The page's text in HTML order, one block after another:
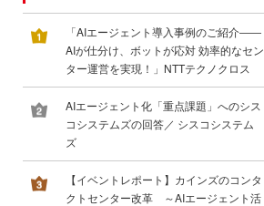
「AIエージェント導入事例のご紹介――
AIが仕分け、ボットが応対 効率的なセン
ター運営を実現！」NTTテクノクロス
AIエージェント化「重点課題」へのシス
コシステムズの回答／ シスコシステム
ズ
【イベントレポート】カインズのコンタ
クトセンター改革 ～AIエージェント活